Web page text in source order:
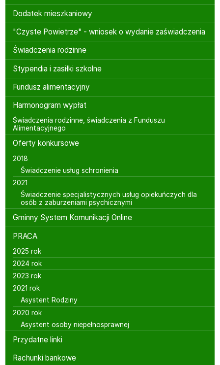
Dodatek mieszkaniowy
"Czyste Powietrze" - wniosek o wydanie zaświadczenia
Świadczenia rodzinne
Stypendia i zasiłki szkolne
Fundusz alimentacyjny
Harmonogram wypłat
Świadczenia rodzinne, świadczenia z Funduszu
Alimentacyjnego
Oferty konkursowe
2018
Świadczenie usług schronienia
2021
Świadczenie specjalistycznych usług opiekuńczych dla
osób z zaburzeniami psychicznymi
Gminny System Komunikacji Online
PRACA
2025 rok
2024 rok
2023 rok
2021 rok
Asystent Rodziny
2020 rok
Asystent osoby niepełnosprawnej
Przydatne linki
Rachunki bankowe